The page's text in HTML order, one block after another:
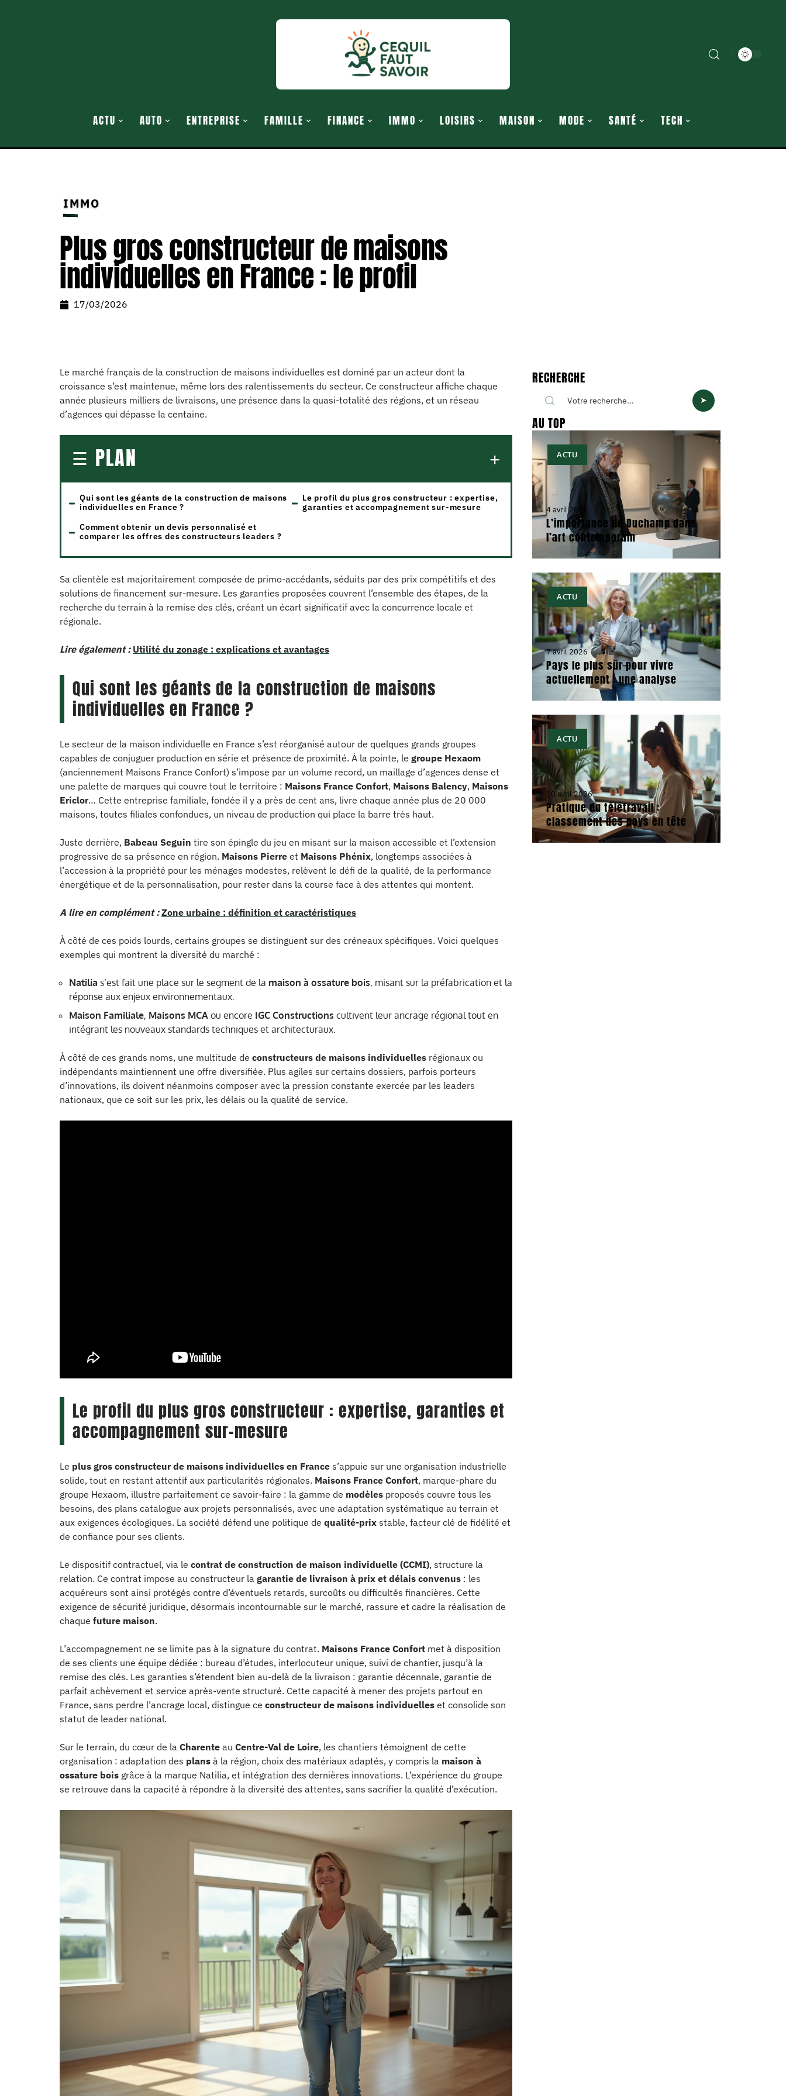
ACTU AUTO ENTREPRISE FAMILLE FINANCE IMMO LOISIRS MAISON MODE SANTÉ TECH
IMMO
Plus gros constructeur de maisons
individuelles en France : le profil
17/03/2026
Le marché français de la construction de maisons individuelles est dominé par un acteur dont la
croissance s’est maintenue, même lors des ralentissements du secteur. Ce constructeur affiche chaque
année plusieurs milliers de livraisons, une présence dans la quasi-totalité des régions, et un réseau
d’agences qui dépasse la centaine.
PLAN
Qui sont les géants de la construction de maisons
individuelles en France ?
Le profil du plus gros constructeur : expertise,
garanties et accompagnement sur-mesure
Comment obtenir un devis personnalisé et
comparer les offres des constructeurs leaders ?
Sa clientèle est majoritairement composée de primo-accédants, séduits par des prix compétitifs et des
solutions de financement sur-mesure. Les garanties proposées couvrent l’ensemble des étapes, de la
recherche du terrain à la remise des clés, créant un écart significatif avec la concurrence locale et
régionale.
Lire également : Utilité du zonage : explications et avantages
Qui sont les géants de la construction de maisons
individuelles en France ?
Le secteur de la maison individuelle en France s’est réorganisé autour de quelques grands groupes
capables de conjuguer production en série et présence de proximité. À la pointe, le groupe Hexaom
(anciennement Maisons France Confort) s’impose par un volume record, un maillage d’agences dense et
une palette de marques qui couvre tout le territoire : Maisons France Confort, Maisons Balency, Maisons
Ericlor… Cette entreprise familiale, fondée il y a près de cent ans, livre chaque année plus de 20 000
maisons, toutes filiales confondues, un niveau de production qui place la barre très haut.
Juste derrière, Babeau Seguin tire son épingle du jeu en misant sur la maison accessible et l’extension
progressive de sa présence en région. Maisons Pierre et Maisons Phénix, longtemps associées à
l’accession à la propriété pour les ménages modestes, relèvent le défi de la qualité, de la performance
énergétique et de la personnalisation, pour rester dans la course face à des attentes qui montent.
A lire en complément : Zone urbaine : définition et caractéristiques
À côté de ces poids lourds, certains groupes se distinguent sur des créneaux spécifiques. Voici quelques
exemples qui montrent la diversité du marché :
Natilia s’est fait une place sur le segment de la maison à ossature bois, misant sur la préfabrication et la
réponse aux enjeux environnementaux.
Maison Familiale, Maisons MCA ou encore IGC Constructions cultivent leur ancrage régional tout en
intégrant les nouveaux standards techniques et architecturaux.
À côté de ces grands noms, une multitude de constructeurs de maisons individuelles régionaux ou
indépendants maintiennent une offre diversifiée. Plus agiles sur certains dossiers, parfois porteurs
d’innovations, ils doivent néanmoins composer avec la pression constante exercée par les leaders
nationaux, que ce soit sur les prix, les délais ou la qualité de service.
Le profil du plus gros constructeur : expertise, garanties et
accompagnement sur-mesure
Le plus gros constructeur de maisons individuelles en France s’appuie sur une organisation industrielle
solide, tout en restant attentif aux particularités régionales. Maisons France Confort, marque-phare du
groupe Hexaom, illustre parfaitement ce savoir-faire : la gamme de modèles proposés couvre tous les
besoins, des plans catalogue aux projets personnalisés, avec une adaptation systématique au terrain et
aux exigences écologiques. La société défend une politique de qualité-prix stable, facteur clé de fidélité et
de confiance pour ses clients.
Le dispositif contractuel, via le contrat de construction de maison individuelle (CCMI), structure la
relation. Ce contrat impose au constructeur la garantie de livraison à prix et délais convenus : les
acquéreurs sont ainsi protégés contre d’éventuels retards, surcoûts ou difficultés financières. Cette
exigence de sécurité juridique, désormais incontournable sur le marché, rassure et cadre la réalisation de
chaque future maison.
L’accompagnement ne se limite pas à la signature du contrat. Maisons France Confort met à disposition
de ses clients une équipe dédiée : bureau d’études, interlocuteur unique, suivi de chantier, jusqu’à la
remise des clés. Les garanties s’étendent bien au-delà de la livraison : garantie décennale, garantie de
parfait achèvement et service après-vente structuré. Cette capacité à mener des projets partout en
France, sans perdre l’ancrage local, distingue ce constructeur de maisons individuelles et consolide son
statut de leader national.
Sur le terrain, du cœur de la Charente au Centre-Val de Loire, les chantiers témoignent de cette
organisation : adaptation des plans à la région, choix des matériaux adaptés, y compris la maison à
ossature bois grâce à la marque Natilia, et intégration des dernières innovations. L’expérience du groupe
se retrouve dans la capacité à répondre à la diversité des attentes, sans sacrifier la qualité d’exécution.
RECHERCHE
AU TOP
ACTU
4 avril 2026
L’importance de Duchamp dans
l’art contemporain
ACTU
7 avril 2026
Pays le plus sûr pour vivre
actuellement : une analyse
ACTU
10 avril 2026
Pratique du télétravail :
classement des pays en tête